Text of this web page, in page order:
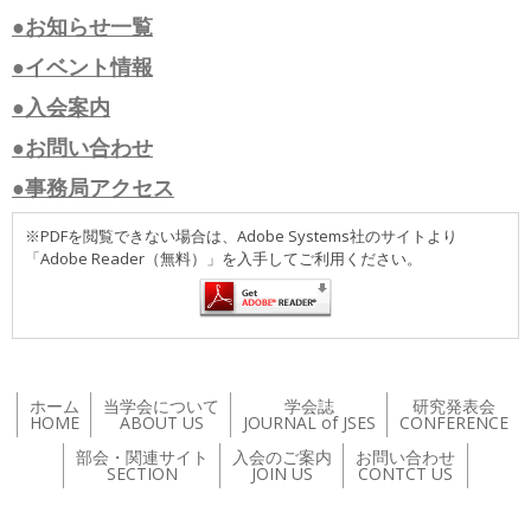
●お知らせ一覧
●イベント情報
●入会案内
●お問い合わせ
●事務局アクセス
※PDFを閲覧できない場合は、Adobe Systems社のサイトより
「Adobe Reader（無料）」を入手してご利用ください。
ホーム
HOME
当学会について
ABOUT US
学会誌
JOURNAL of JSES
研究発表会
CONFERENCE
部会・関連サイト
SECTION
入会のご案内
JOIN US
お問い合わせ
CONTCT US